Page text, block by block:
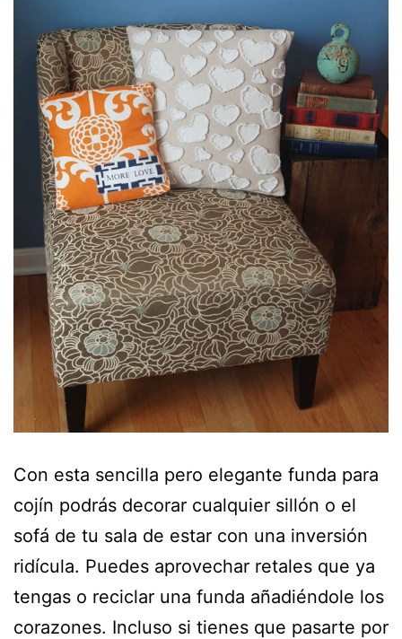
Con esta sencilla pero elegante funda para
cojín podrás decorar cualquier sillón o el
sofá de tu sala de estar con una inversión
ridícula. Puedes aprovechar retales que ya
tengas o reciclar una funda añadiéndole los
corazones. Incluso si tienes que pasarte por